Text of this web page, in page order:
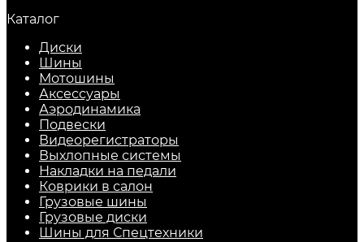
Каталог
Диски
Шины
Мотошины
Аксессуары
Аэродинамика
Подвески
Видеорегистраторы
Выхлопные системы
Накладки на педали
Коврики в салон
Грузовые шины
Грузовые диски
Шины для Спецтехники